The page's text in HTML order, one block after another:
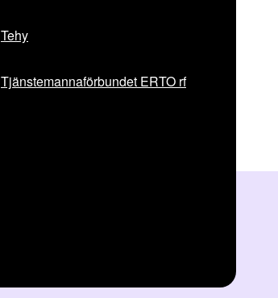
Tehy
Tjänstemannaförbundet ERTO rf